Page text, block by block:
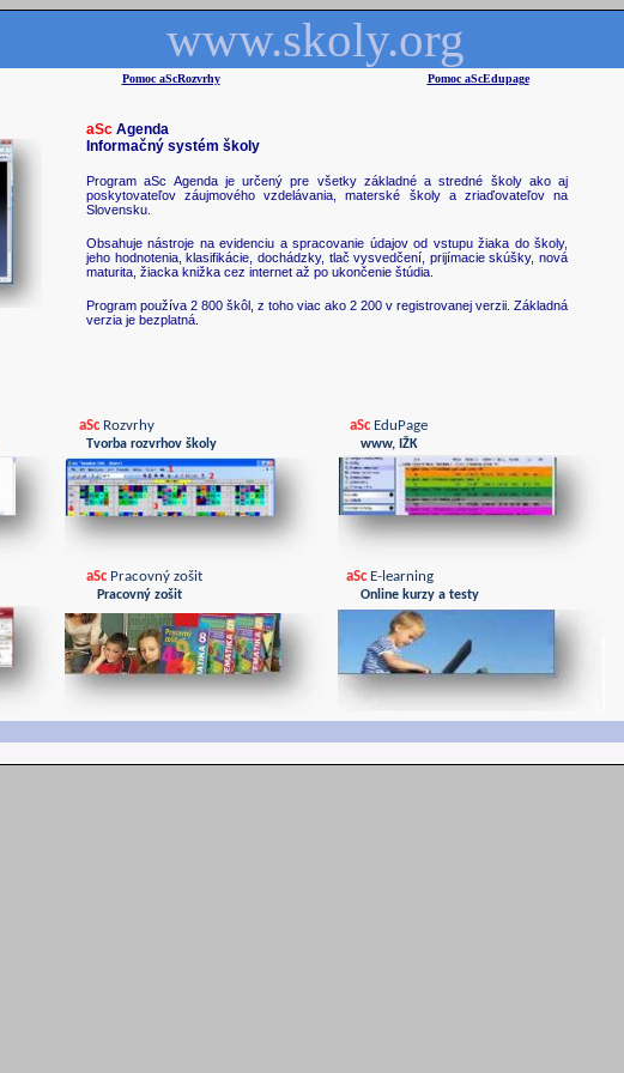
www.skoly.org
Pomoc aScRozvrhy Pomoc aScEdupage
aSc Rozvrhy aSc EduPage
Tvorba rozvrhov školy www, I ŽK
aSc Pracovný zošit aSc E-learning
Pracovný zošit Online kurzy a testy